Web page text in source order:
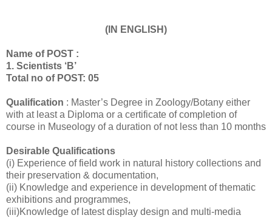
(IN ENGLISH)
Name of POST :
1. Scientists ‘B’
Total no of POST: 05
Qualification : Master’s Degree in Zoology/Botany either
with at least a Diploma or a certificate of completion of
course in Museology of a duration of not less than 10 months
Desirable Qualifications
(i) Experience of field work in natural history collections and
their preservation & documentation,
(ii) Knowledge and experience in development of thematic
exhibitions and programmes,
(iii)Knowledge of latest display design and multi-media